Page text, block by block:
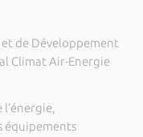
et de Développement
Climat Air-Energie
équipements